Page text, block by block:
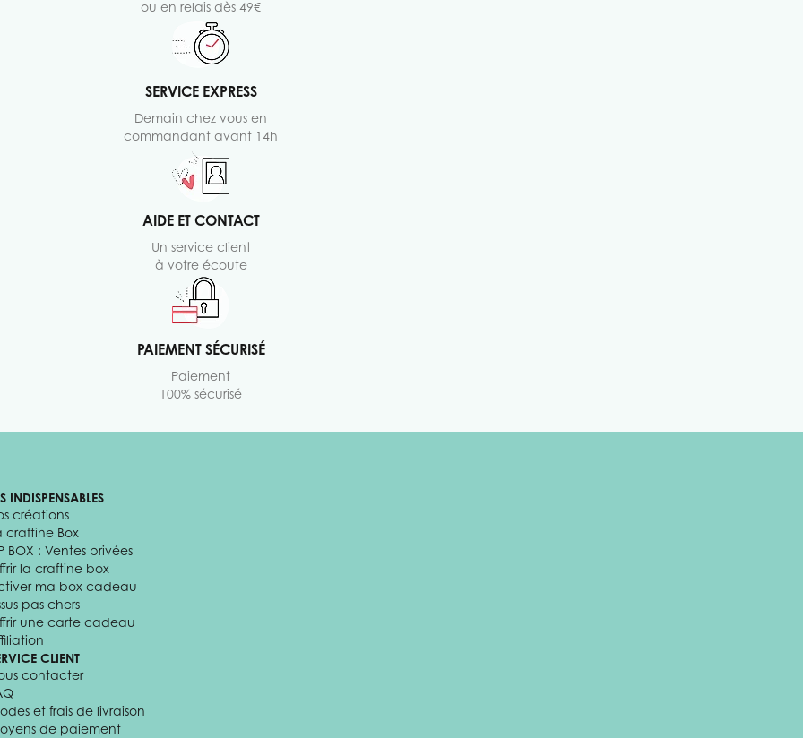
ou en relais dès 49€
SERVICE EXPRESS
Demain chez vous en
commandant avant 14h
AIDE ET CONTACT
Un service client
à votre écoute
PAIEMENT SÉCURISÉ
Paiement
100% sécurisé
INDISPENSABLES
créations
craftine Box
BOX : Ventes privées
la craftine box
ma box cadeau
pas chers
une carte cadeau
CLIENT
contacter
et frais de livraison
de paiement